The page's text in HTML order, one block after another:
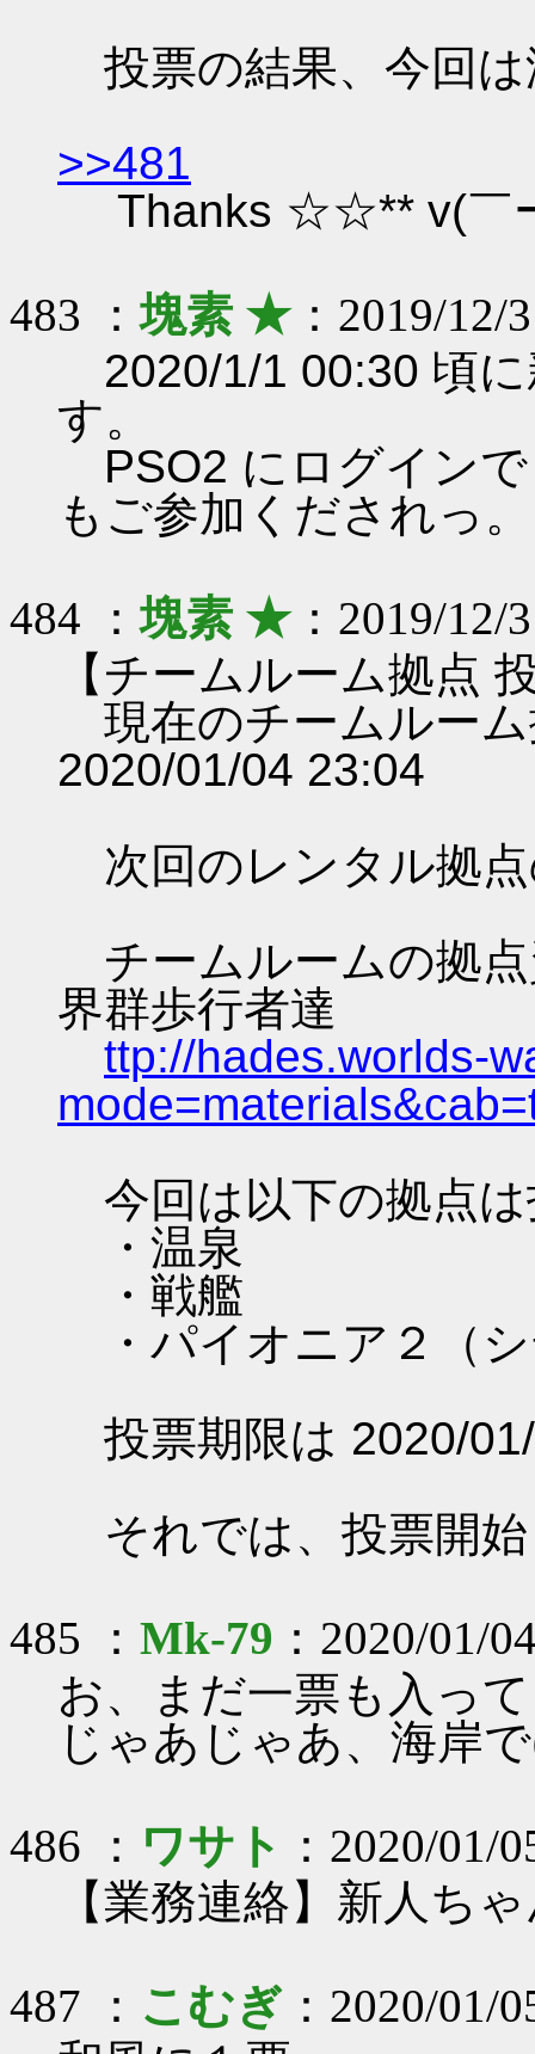
投票の結果、今回
>>481
Thanks ☆☆** v(￣
483 ：塊素 ★：2019/12/
2020/1/1 00:30 頃に
す。
PSO2 にログイン
もご参加くだされっ。
484 ：塊素 ★：2019/12/
【チームルーム拠点
現在のチームルー
2020/01/04 23:04
次回のレンタル拠
チームルームの拠
界群歩行者達
ttp://hades.worlds-
今回は以下の拠点
・温泉
・戦艦
・パイオニア２（
投票期限は 2020/
それでは、投票開
485 ： Mk-79 ：2020/01/
お、まだ一票も入っ
じゃあじゃあ、海岸
486 ： ワサト ：2020/01/
【業務連絡】新人ち
487 ： こむぎ ：2020/01/